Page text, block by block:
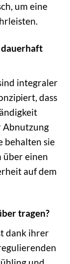
um eine
integraler
dass
Abnutzung
behalten sie
über einen
auf dem
tragen?
dank ihrer